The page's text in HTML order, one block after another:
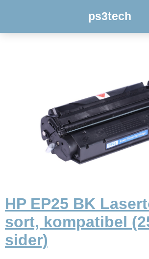
ps3tech
HP EP25 BK
sort, kompatibel
sider)